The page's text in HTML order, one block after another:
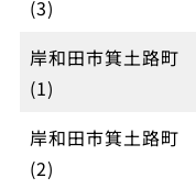
(3)
岸和田市箕土路町
(1)
岸和田市箕土路町
(2)